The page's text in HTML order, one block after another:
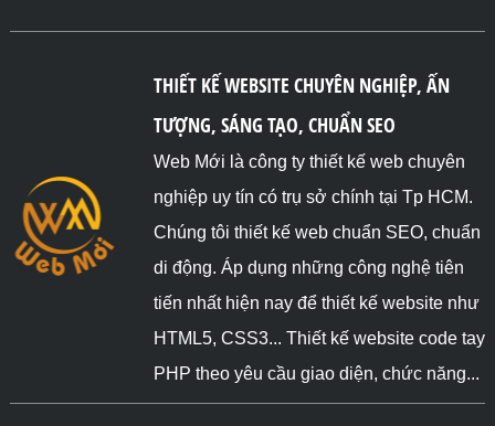
THIẾT KẾ WEBSITE CHUYÊN NGHIỆP, ẤN
TƯỢNG, SÁNG TẠO, CHUẨN SEO
Web Mới là công ty thiết kế web chuyên
nghiệp uy tín có trụ sở chính tại Tp HCM.
Chúng tôi thiết kế web chuẩn SEO, chuẩn
di động. Áp dụng những công nghệ tiên
tiến nhất hiện nay để thiết kế website như
HTML5, CSS3... Thiết kế website code tay
PHP theo yêu cầu giao diện, chức năng...